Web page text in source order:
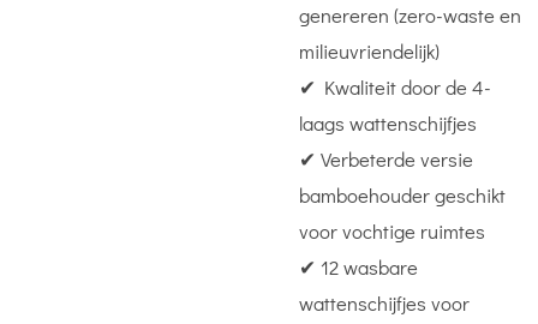
genereren (zero-waste en
milieuvriendelijk)
✔ Kwaliteit door de 4-
laags wattenschijfjes
✔ Verbeterde versie
bamboehouder geschikt
voor vochtige ruimtes
✔ 12 wasbare
wattenschijfjes voor